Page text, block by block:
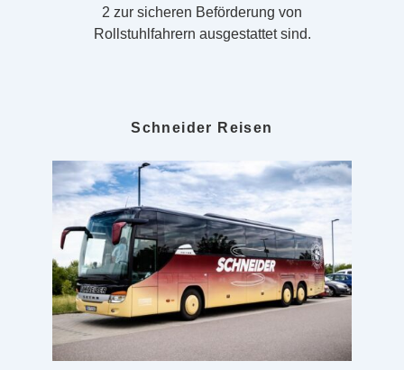
2 zur sicheren Beförderung von
Rollstuhlfahrern ausgestattet sind.
Schneider Reisen